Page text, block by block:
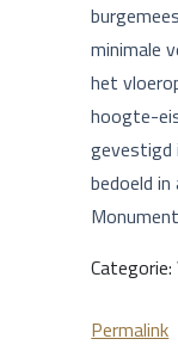
minimale
het
hoogte-
gevestigd
bedoeld
Permalink